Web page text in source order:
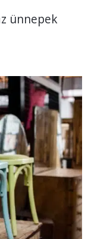
ünnepek